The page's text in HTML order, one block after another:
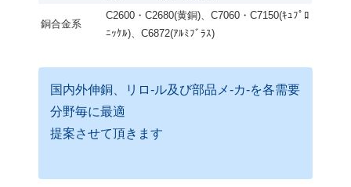
銅合金系
C2600・C2680(黄銅)、C7060・C7150(ｷｭﾌﾟﾛ
ﾆｯｹﾙ)、C6872(ｱﾙﾐﾌﾞﾗｽ)
国内外伸銅、リロ-ル及び部品メ-カ-を各需要
分野毎に最適
提案させて頂きます